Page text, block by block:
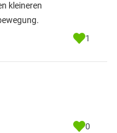
kleineren
1
0